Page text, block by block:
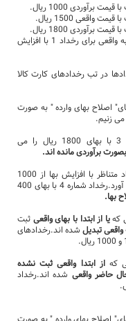
4 - تبدیل بهای برآوردی به واقعی برای رخداد 1 با افزایش
در تب رخدادهای کارت کالا
اصلاح بهای وارده " به صورت
زنیم.
رخداد شماره 3 با بهای 1800 ریال را می
برآوردی مانده اند.
رخداد متناظر با افزایش بها از 1000
ریال به 1400 ریال را می آورد.رخداد شماره 4 با بهای 400
بها.
کهیا از ابتدا با بهای واقعی ثبت
واقعی تبدیل شده اند.رخدادهای
کهاز ابتدا واقعی ثبت نشده
حاضر واقعی شده اند.رخداد